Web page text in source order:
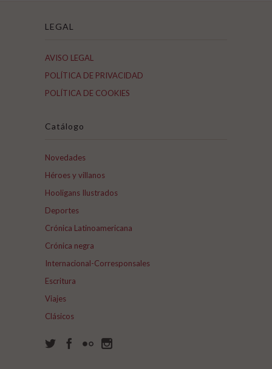
LEGAL
AVISO LEGAL
POLÍTICA DE PRIVACIDAD
POLÍTICA DE COOKIES
Catálogo
Novedades
Héroes y villanos
Hooligans Ilustrados
Deportes
Crónica Latinoamericana
Crónica negra
Internacional-Corresponsales
Escritura
Viajes
Clásicos